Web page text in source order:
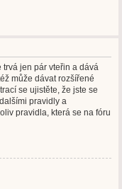
jen pár vteřin a dává
může dávat rozšířené
se ujistěte, že jste se
pravidly a
pravidla, která se na fóru